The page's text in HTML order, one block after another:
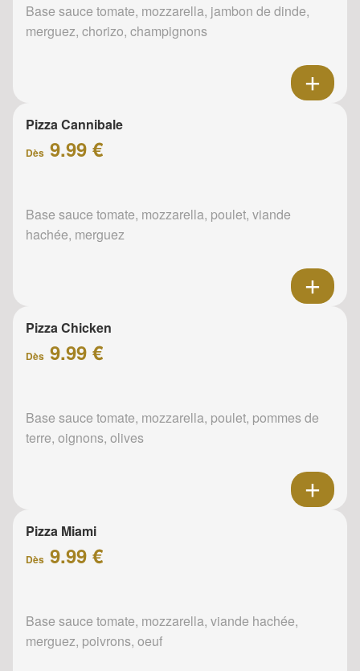
Base sauce tomate, mozzarella, jambon de dinde,
merguez, chorizo, champignons
Pizza Cannibale
Dès 9.99 €
Base sauce tomate, mozzarella, poulet, viande
hachée, merguez
Pizza Chicken
Dès 9.99 €
Base sauce tomate, mozzarella, poulet, pommes de
terre, oignons, olives
Pizza Miami
Dès 9.99 €
Base sauce tomate, mozzarella, viande hachée,
merguez, poivrons, oeuf